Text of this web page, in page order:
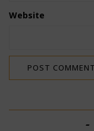
Website